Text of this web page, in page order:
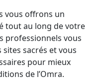
vous offrons un
tout au long de votre
professionnels vous
sacrés et vous
pour mieux
de l’Omra.